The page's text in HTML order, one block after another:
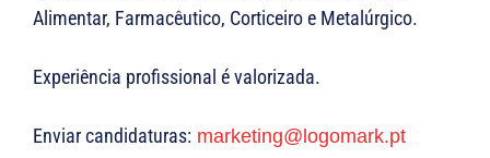
Alimentar, Farmacêutico, Corticeiro e Metalúrgico.
Experiência profissional é valorizada.
Enviar candidaturas: marketing@logomark.pt